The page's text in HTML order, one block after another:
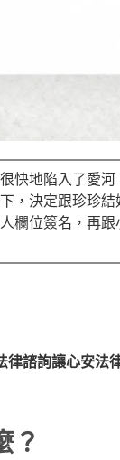
快地陷入了愛
，決定跟珍珍
欄位簽名，再
律諮詢讓心安法
？